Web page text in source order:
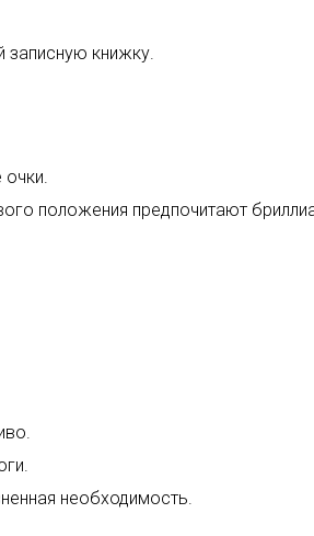
записную книжку.
положения предпочитают
необходимость.